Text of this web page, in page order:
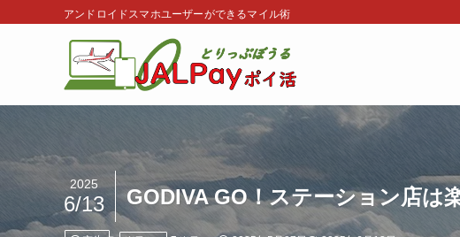
アンドロイドスマホユーザーができるマイル術
GODIVA GO！ステーション店は
2025
6/13